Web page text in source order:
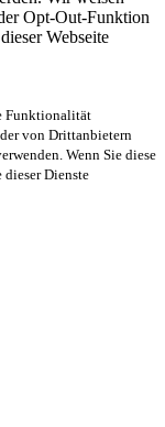
Opt-Out-Funktion
Webseite
Funktionalität
von Drittanbietern
Wenn Sie diese
Dienste